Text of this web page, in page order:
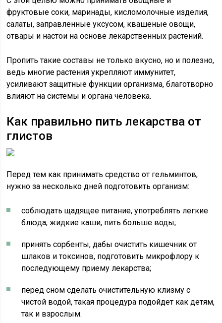
фруктовые соки, маринады, кисломолочные изделия,
салаты, заправленные уксусом, квашеные овощи,
отвары и настои на основе лекарственных растений.
Пропить такие составы не только вкусно, но и полезно,
ведь многие растения укрепляют иммунитет,
усиливают защитные функции организма, благотворно
влияют на системы и органа человека.
Как правильно пить лекарства от
глистов
Перед тем как принимать средство от гельминтов,
нужно за несколько дней подготовить организм:
соблюдать щадящее питание, употреблять легкие
блюда, жидкие каши, пить больше воды;
принять сорбенты, дабы очистить кишечник от
шлаков и токсинов, подготовить микрофлору к
последующему приему лекарства;
перед сном сделать очистительную клизму с
чистой водой, такая процедура подойдет как детям,
так и взрослым.